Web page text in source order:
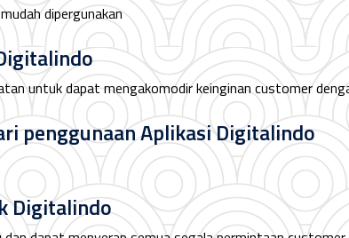
dipergunakan
untuk dapat mengakomodir keinginan customer
penggunaan Aplikasi Digitalindo
Digitalindo